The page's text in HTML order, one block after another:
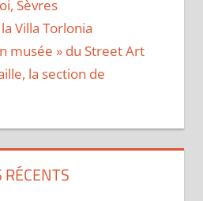
Sèvres
Villa Torlonia
musée » du Street Art
la section de